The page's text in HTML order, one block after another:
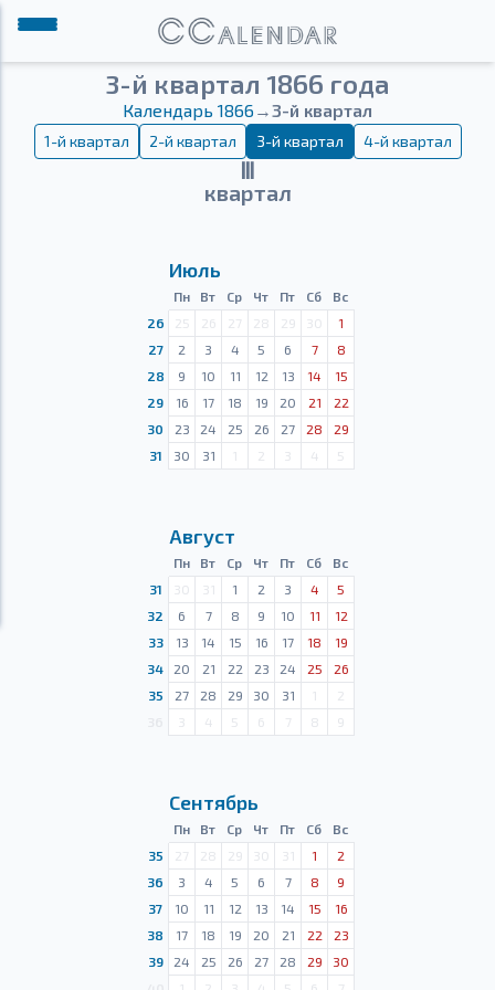
3-й квартал 1866 года
Календарь 1866 →3-й квартал
1-й квартал 2-й квартал 3-й квартал 4-й квартал
Ⅲ
квартал
Июль
Пн Вт Ср Чт Пт Сб
Вс
26
25 26 27 28 29 30
1
27
2 3 4 5 6 7
8
28
9 10 11 12 13 14
15
29
16 17 18 19 20 21
22
30
23 24 25 26 27 28
29
31
30 31 1 2 3 4 5
Август
Пн Вт Ср Чт Пт Сб
Вс
31
30 31 1 2 3 4
5
32
6 7 8 9 10 11
12
33
13 14 15 16 17 18
19
34
20 21 22 23 24 25
26
35
27 28 29 30 31 1
2
3 4 5 6 7 8 9
Сентябрь
Пн Вт Ср Чт Пт Сб
Вс
35
27 28 29 30 31 1
2
36
3 4 5 6 7 8
9
37
10 11 12 13 14 15
16
38
17 18 19 20 21 22
23
39
24 25 26 27 28 29
30